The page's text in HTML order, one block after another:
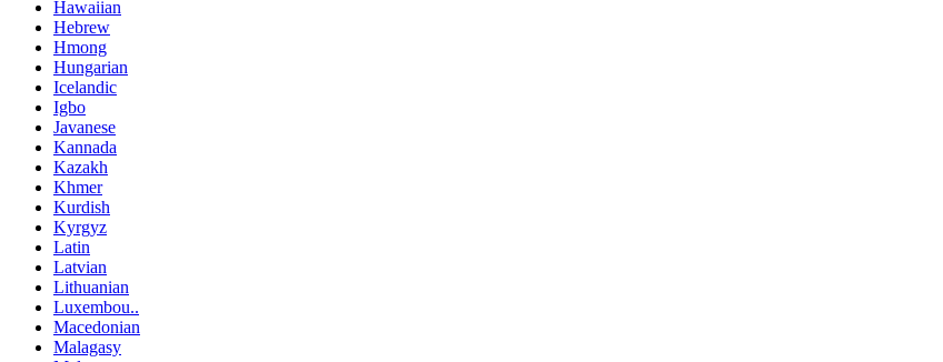
Hawaiian
Hebrew
Hmong
Hungarian
Icelandic
Igbo
Javanese
Kannada
Kazakh
Khmer
Kurdish
Kyrgyz
Latin
Latvian
Lithuanian
Luxembou..
Macedonian
Malagasy